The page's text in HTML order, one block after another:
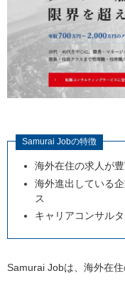
Samurai Jobの特徴
海外在住の求人が
海外進出している
ス
キャリアコンサル
Samurai Jobは、海外在